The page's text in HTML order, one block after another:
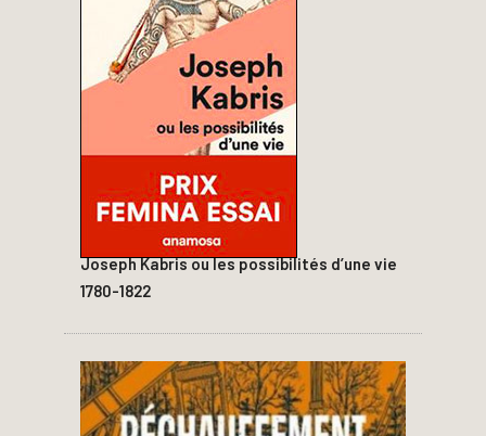
Joseph Kabris ou les possibilités d’une vie
1780-1822